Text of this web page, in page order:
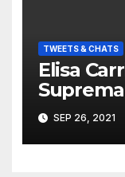
TWEETS & CHATS
Elisa
Suprema
SEP 26, 2021